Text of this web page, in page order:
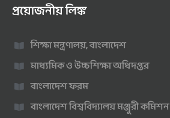
প্রয়োজনীয় লিঙ্ক
শিক্ষা মন্ত্রণালয়, বাংলাদেশ
মাধ্যমিক ও উচ্চশিক্ষা অধিদপ্তর
বাংলাদেশ ফরম
বাংলাদেশ বিশ্ববিদ্যালয় মঞ্জুরী কমিশন